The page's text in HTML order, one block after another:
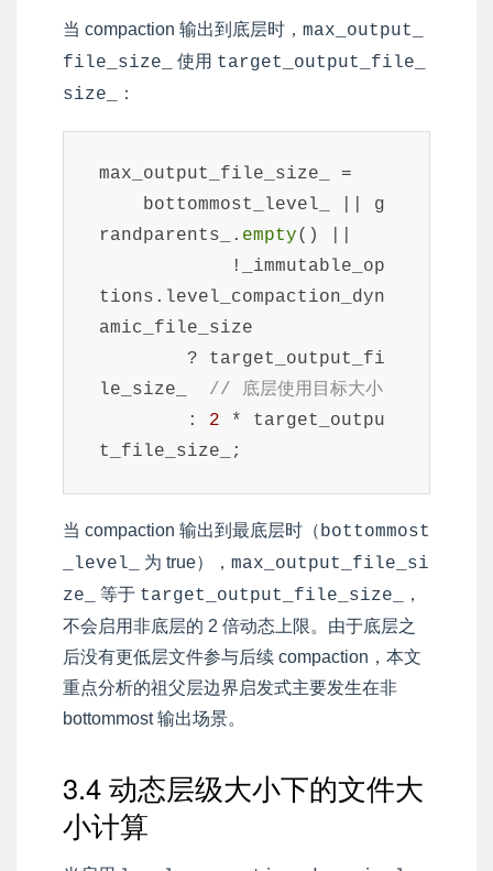
当 compaction 输出到底层时， max_output_
file_size_
使用 target_output_file_
size_
：
max_output_file_size_ =
randparents_. empty() ||
tions.level_compaction_dyn
amic_file_size
le_size_ // 底层使用目标大小
        :
2 * target_outpu
t_file_size_;
当 compaction 输出到最底层时（bottommost
_level_
为 true）， max_output_file_si
ze_
等于 target_output_file_size_
，
不会启用非底层的 2 倍动态上限。由于底层之
后没有更低层文件参与后续 compaction，本文
重点分析的祖父层边界启发式主要发生在非
bottommost 输出场景。
3.4 动态层级大小下的文件大
小计算